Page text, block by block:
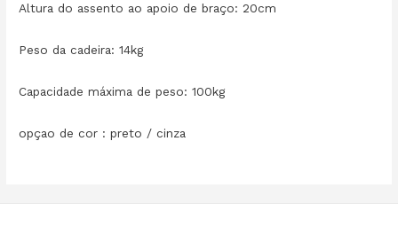
Altura do assento ao apoio de braço: 20cm
Peso da cadeira: 14kg
Capacidade máxima de peso: 100kg
opçao de cor : preto / cinza